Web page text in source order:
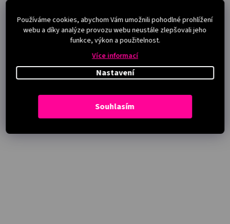
Používáme cookies, abychom Vám umožnili pohodlné prohlížení
webu a díky analýze provozu webu neustále zlepšovali jeho
funkce, výkon a použitelnost.
Více informací
Nastavení
Souhlasím